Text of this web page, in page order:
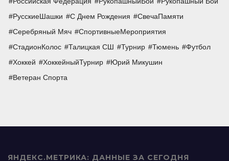
РусскиеШашки
С Днем Рождения
СвечаПамяти
Серебряный Мяч
СпортивныеМероприятия
СтадионКолос
Талицкая СШ Турнир Тюмень
Футбол
Хоккей
ХоккейныйТурнир
Юрий Микушин
Ветеран Спорта
ЯНДЕКС.МЕТРИКА: ДАННЫЕ ЗА СЕГОДНЯ